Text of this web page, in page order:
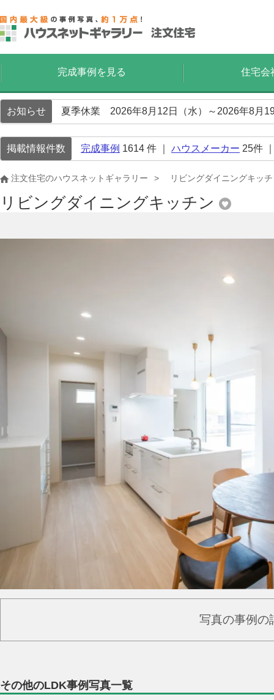
完成事例を見る 住宅会
お知らせ 夏季休業 2026年8月12日（水）～2026年8月
掲載情報件数 完成事例 1614 件 ｜ ハウスメーカー 25件
注文住宅のハウスネットギャラリー リビングダイニングキッ
リビングダイニングキッチン
写真の事例の
その他のLDK事例写真一覧